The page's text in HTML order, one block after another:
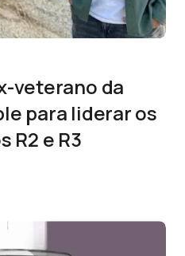
veterano da
para liderar os
R2 e R3